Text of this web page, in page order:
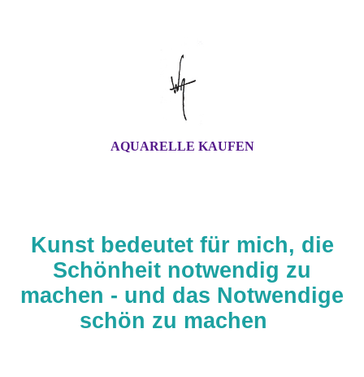
AQUARELLE KAUFEN
Kunst bedeutet für mich, die
Schönheit notwendig zu
machen - und das Notwendige
schön zu machen